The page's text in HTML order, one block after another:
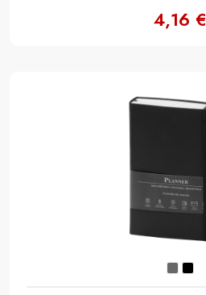
4,16 €